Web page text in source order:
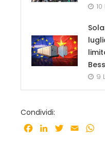
9
Condividi:
Facebook
LinkedInTwitter
Email